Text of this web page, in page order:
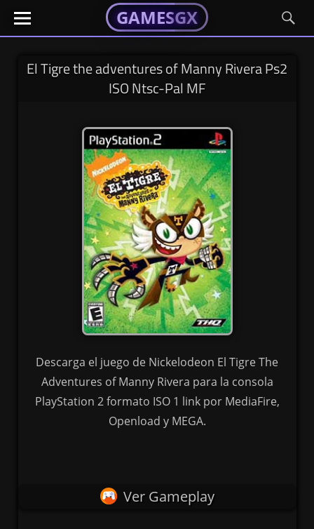
Skip
GAMESGX
El
portal
tus
GAMESGX
GAMESGX
El
portal
tusEl Tigre the adventures of Manny Rivera Ps2
ISO Ntsc-Pal MF
Descarga el juego de Nickelodeon El Tigre The
Adventures of Manny Rivera para la consola
PlayStation 2 formato ISO 1 link por MediaFire,
Openload y MEGA.
Ver Gameplay